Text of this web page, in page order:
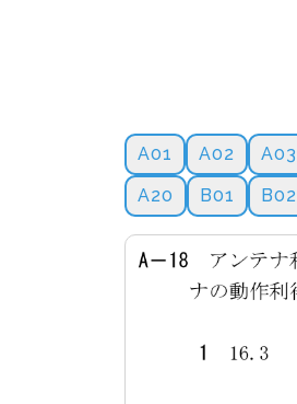
A01 A02 A03
A20
B01 B02